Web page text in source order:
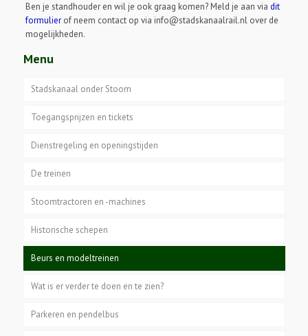
Ben je standhouder en wil je ook graag komen? Meld je aan viadit
formulier of neem contact op via info@stadskanaalrail.nl over de
mogelijkheden.
Menu
Stadskanaal onder Stoom
Toegangsprijzen en tickets
Dienstregeling en openingstijden
De treinen
Stoomtractoren en -machines
Historische schepen
Beurs en modeltreinen
Wat is er verder te doen en te zien?
Parkeren en pendelbus